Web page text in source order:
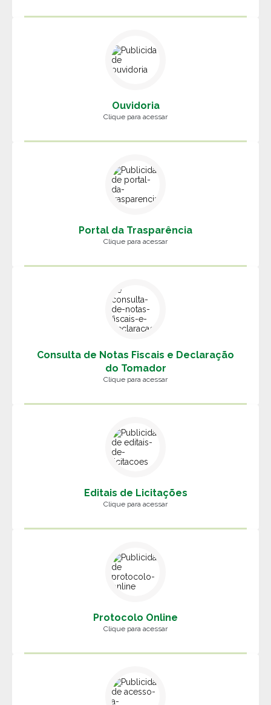
Ouvidoria
Clique para acessar
Portal da Trasparência
Clique para acessar
Consulta de Notas Fiscais e Declaração
do Tomador
Clique para acessar
Editais de Licitações
Clique para acessar
Protocolo Online
Clique para acessar